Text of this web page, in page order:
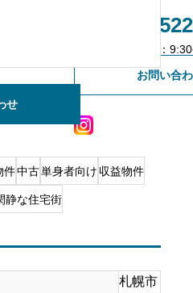
不動産会社様専用登録
011-
営業時間：
お問い合
せ
件中古単身者向け 収益物件
静な住宅街
札幌市